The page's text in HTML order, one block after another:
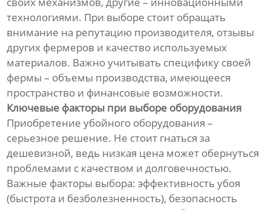
технологиями. При выборе стоит обращать
внимание на репутацию производителя, отзывы
других фермеров и качество используемых
материалов. Важно учитывать специфику своей
фермы – объемы производства, имеющееся
пространство и финансовые возможности.
Ключевые факторы при выборе оборудования
Приобретение убойного оборудования –
серьезное решение. Не стоит гнаться за
дешевизной, ведь низкая цена может обернуться
проблемами с качеством и долговечностью.
Важные факторы выбора: эффективность убоя
(быстрота и безболезненность), безопасность